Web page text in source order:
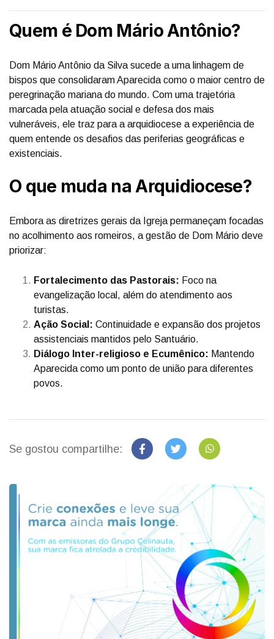
Quem é Dom Mário Antônio?
Dom Mário Antônio da Silva sucede a uma linhagem de
bispos que consolidaram Aparecida como o maior centro de
peregrinação mariana do mundo. Com uma trajetória
marcada pela atuação social e defesa dos mais
vulneráveis, ele traz para a arquidiocese a experiência de
quem entende os desafios das periferias geográficas e
existenciais.
O que muda na Arquidiocese?
Embora as diretrizes gerais da Igreja permaneçam focadas
no acolhimento aos romeiros, a gestão de Dom Mário deve
priorizar:
Fortalecimento das Pastorais: Foco na
evangelização local, além do atendimento aos
turistas.
Ação Social: Continuidade e expansão dos projetos
assistenciais mantidos pelo Santuário.
Diálogo Inter-religioso e Ecumênico: Mantendo
Aparecida como um ponto de união para diferentes
povos.
Se gostou compartilhe: